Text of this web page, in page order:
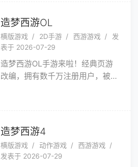
帝下闯十殿阎罗，决战牛魔谷大闹
凌霄宝殿，一路抗妖化之众神。究
竟谁才是始作俑者，上仙可愿与我
众生引渡至灵虚岛。此处为轮回之
所，众生之锚；已逝者可再现，挂
念者可重聚，英雄们自此获得了不
死之躯。可过往的恩怨怎能如此舍
弃？分外眼红，一场场激斗一触即
发……《造梦大乱斗》的故事自此
造梦西游OL
横版游戏 2D手游 西游游戏
发
表于 2026-07-29
造梦西游OL手游来啦！经典页游
改编，拥有数千万注册用户，被评
让战斗充满趣味和挑战！《造梦西
游OL》十三周年活动已开启，周
年快乐七天乐，全场消费6折起~
造梦西游4
横版游戏 动作游戏
西游游戏
发表于 2026-07-29